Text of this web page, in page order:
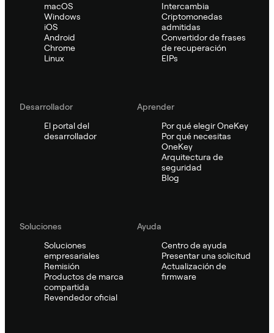
macOS
Windows
iOS
Android
Chrome
Linux
Intercambia
Criptomonedas
admitidas
Convertidor de frases
de recuperación
EIPs
Desarrollador
El portal del
desarrollador
Aprender
Por qué elegir OneKey
Por qué necesitas
OneKey
Arquitectura de
seguridad
Blog
Soluciones
Soluciones
empresariales
Remisión
Productos de marca
compartida
Revendedor oficial
Ayuda
Centro de ayuda
Presentar una solicitud
Actualización de
firmware